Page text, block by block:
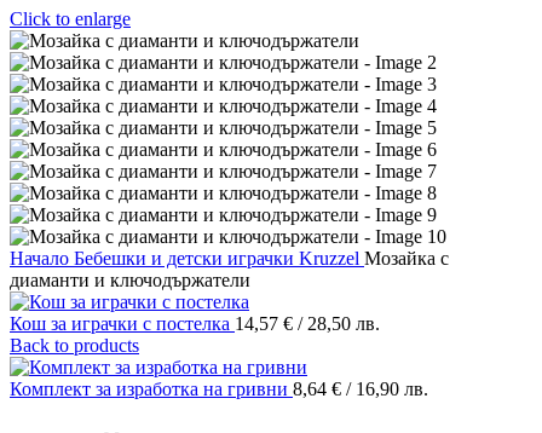
Click to enlarge
Начало Бебешки и детски играчки Kruzzel Мозайка с
диаманти и ключодържатели
Кош за играчки с постелка 14,57 € / 28,50 лв.
Back to products
Комплект за изработка на гривни 8,64 € / 16,90 лв.